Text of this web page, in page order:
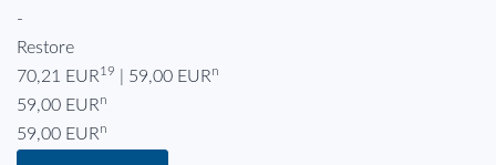
-
Restore
70,21 EUR19 | 59,00 EURn
59,00 EURn
59,00 EURn